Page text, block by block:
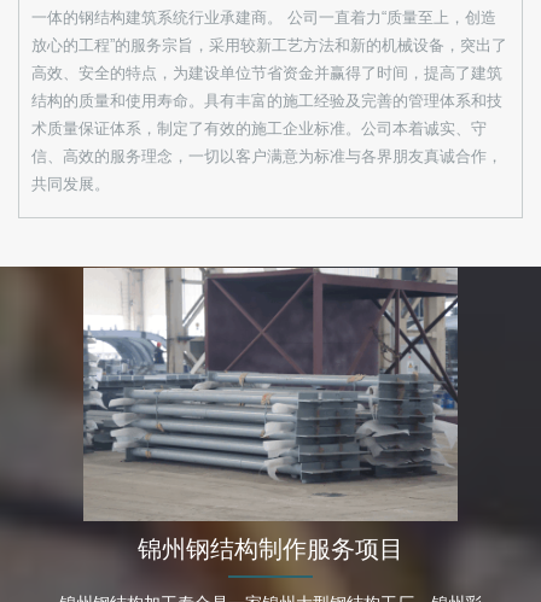
一体的钢结构建筑系统行业承建商。 公司一直着力“质量至上，创造
放心的工程”的服务宗旨，采用较新工艺方法和新的机械设备，突出了
高效、安全的特点，为建设单位节省资金并赢得了时间，提高了建筑
结构的质量和使用寿命。具有丰富的施工经验及完善的管理体系和技
术质量保证体系，制定了有效的施工企业标准。公司本着诚实、守
信、高效的服务理念，一切以客户满意为标准与各界朋友真诚合作，
共同发展。
锦州钢结构制作服务项目